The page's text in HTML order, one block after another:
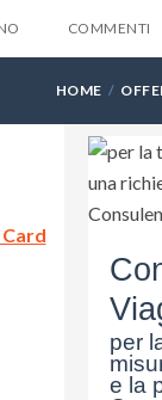
tua email
6
ti dara
COMMENTI
HOME
per
e la